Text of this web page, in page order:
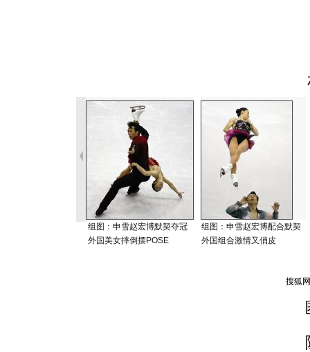
组图：申雪赵宏博默契夺冠
外国美女摔倒摆POSE
组图：申雪赵宏博配合默契
外国组合激情又俏皮